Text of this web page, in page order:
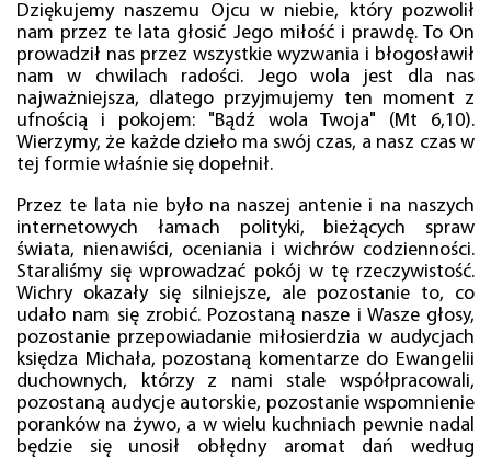
Dziękujemy naszemu Ojcu w niebie, który pozwolił
nam przez te lata głosić Jego miłość i prawdę. To On
prowadził nas przez wszystkie wyzwania i błogosławił
nam w chwilach radości. Jego wola jest dla nas
najważniejsza, dlatego przyjmujemy ten moment z
ufnością i pokojem: "Bądź wola Twoja" (Mt 6,10).
Wierzymy, że każde dzieło ma swój czas, a nasz czas w
tej formie właśnie się dopełnił.
Przez te lata nie było na naszej antenie i na naszych
internetowych łamach polityki, bieżących spraw
świata, nienawiści, oceniania i wichrów codzienności.
Staraliśmy się wprowadzać pokój w tę rzeczywistość.
Wichry okazały się silniejsze, ale pozostanie to, co
udało nam się zrobić. Pozostaną nasze i Wasze głosy,
pozostanie przepowiadanie miłosierdzia w audycjach
księdza Michała, pozostaną komentarze do Ewangelii
duchownych, którzy z nami stale współpracowali,
pozostaną audycje autorskie, pozostanie wspomnienie
poranków na żywo, a w wielu kuchniach pewnie nadal
będzie się unosił obłędny aromat dań według